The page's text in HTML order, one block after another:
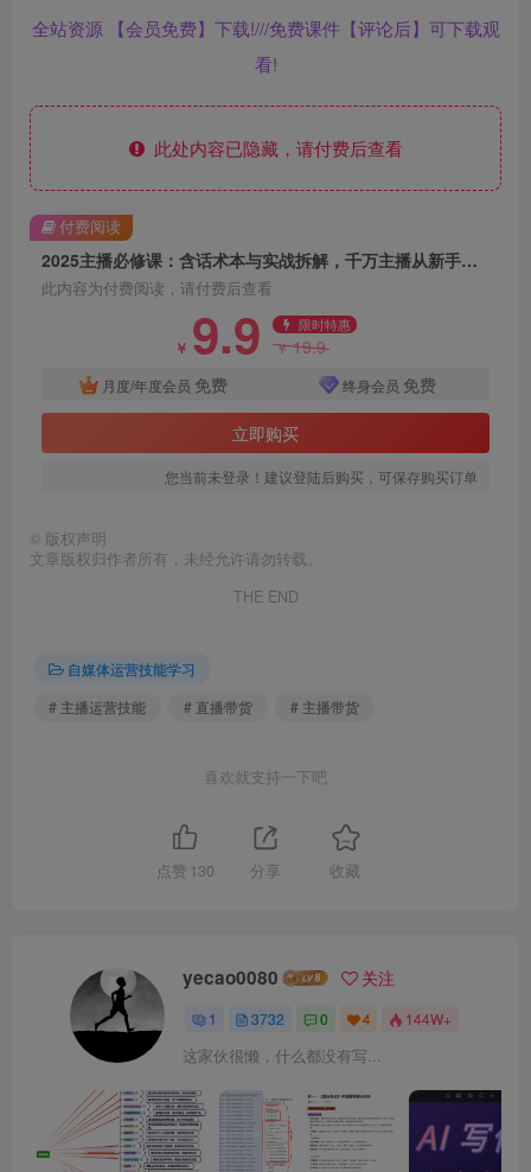
全站资源 【会员免费】下载!///免费课件【评论后】可下载观
看!
此处内容已隐藏，请付费后查看
2025主播必修课：含话术本与实战拆解，千万主播从新手到高手必修课
此内容为付费阅读，请付费后查看
￥ 9.9 限时特惠
￥19.9
月度/年度会员 免费 终身会员 免费
立即购买
您当前未登录！建议登陆后购买，可保存购买订单
付费阅读
© 版权声明
文章版权归作者所有，未经允许请勿转载。
THE END
自媒体运营技能学习
# 主播运营技能
# 直播带货 # 主播带货
喜欢就支持一下吧
点赞 130 分享 收藏
yecao0080 关注
1 3732 0 4 144W+
这家伙很懒，什么都没有写...